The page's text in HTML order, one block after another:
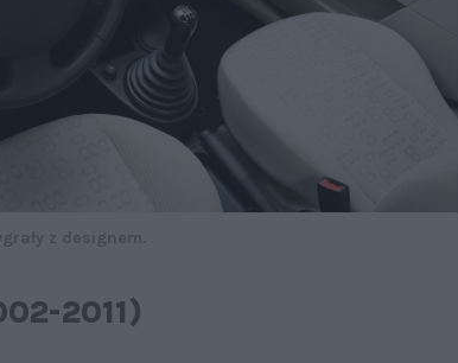
2011)